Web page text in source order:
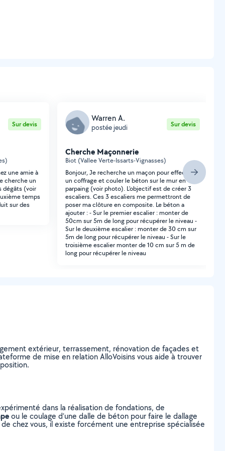
Sur devis
une amie à
cherche un
dégâts (voir
temps
sur des
Warren A.
postée jeudi Sur devis
Cherche Maçonnerie
Biot (Vallee Verte-Issarts-Vignasses)
Bonjour, Je recherche un maçon pour effectuer
un coffrage et couler le béton sur le mur en
parpaing (voir photo). L'objectif est de créer 3
escaliers. Ces 3 escaliers me permettront de
poser ma clôture en composite. Le béton a
ajouter : - Sur le premier escalier : monter de
50cm sur 5m de long pour récupérer le niveau -
Sur le deuxième escalier : monter de 30 cm sur
5m de long pour récupérer le niveau - Sur le
troisième escalier monter de 10 cm sur 5 m de
long pour récupérer le niveau
extérieur, terrassement, rénovation de façades et
de mise en relation AlloVoisins vous aide à trouver
dans la réalisation de fondations, de
ou le coulage d’une dalle de béton pour faire le dallage
chez vous, il existe forcément une entreprise spécialisée